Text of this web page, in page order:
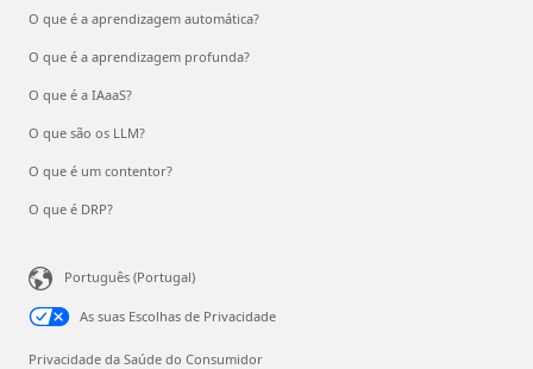
O que é a aprendizagem automática?
O que é a aprendizagem profunda?
O que é a IAaaS?
O que são os LLM?
O que é um contentor?
O que é DRP?
Português (Portugal)
As suas Escolhas de Privacidade
Privacidade da Saúde do Consumidor